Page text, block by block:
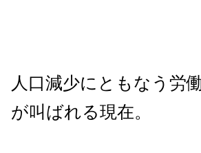
人口減少にともなう労
が叫ばれる現在。